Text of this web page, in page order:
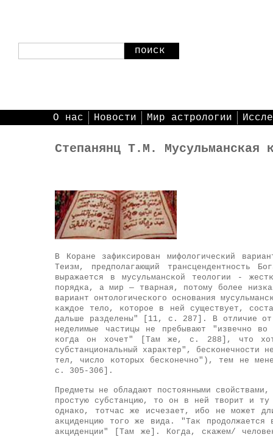
поиск
О нас Новости Мир астрологии
Степанянц Т.М. Мусульманская
В Коране зафиксирован мифологический
Теизм, предполагающий трансцендентность
выражается в мусульманской теологии -
порядка, а мир — тварная, потому более
вариант онтологического основания
каждое тело, которое в ней существует,
дальше разделены" [11, с. 287]. В отличие от
неделимые частицы не пребывают "извечно
когда он хочет" [Там же, с. 288], что
субстанциональный характер", бесконечности
тел, число которых бесконечно"), тем не
с. 305-306].
Предметы не обладают постоянными
простую субстанцию, то он в ней творит и
однако, тотчас же исчезает, ибо не может
акциденцию того же вида. "Так
акциденции" [Там же]. Когда, скажем/